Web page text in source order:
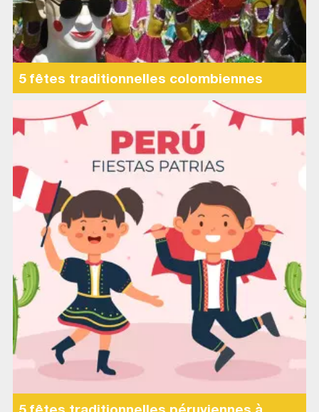
5 fêtes traditionnelles colombiennes
5 fêtes traditionnelles péruviennes à